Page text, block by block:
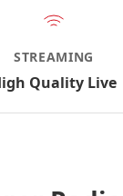
STREAMING
Quality Live